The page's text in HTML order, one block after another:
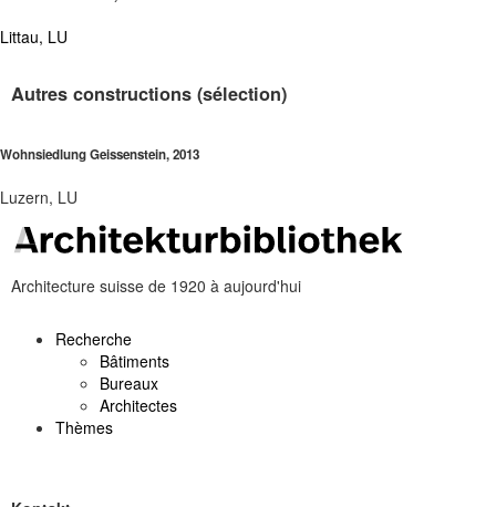
Littau, LU
Autres constructions (sélection)
Wohnsiedlung Geissenstein, 2013
Luzern, LU
Architecture suisse de 1920 à aujourd'hui
Recherche
Bâtiments
Bureaux
Architectes
Thèmes